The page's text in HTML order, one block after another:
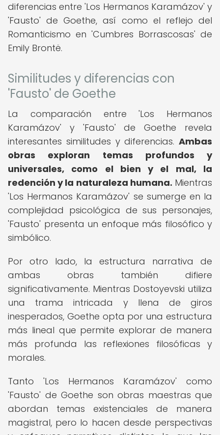
diferencias entre 'Los Hermanos Karamázov' y
'Fausto' de Goethe, así como el reflejo del
Romanticismo en 'Cumbres Borrascosas' de
Emily Brontë.
Similitudes y diferencias con
'Fausto' de Goethe
La comparación entre 'Los Hermanos
Karamázov' y 'Fausto' de Goethe revela
interesantes similitudes y diferencias. Ambas
obras exploran temas profundos y
universales, como el bien y el mal, la
redención y la naturaleza humana. Mientras
'Los Hermanos Karamázov' se sumerge en la
complejidad psicológica de sus personajes,
'Fausto' presenta un enfoque más filosófico y
simbólico.
Por otro lado, la estructura narrativa de
ambas obras también difiere
significativamente. Mientras Dostoyevski utiliza
una trama intricada y llena de giros
inesperados, Goethe opta por una estructura
más lineal que permite explorar de manera
más profunda las reflexiones filosóficas y
morales.
Tanto 'Los Hermanos Karamázov' como
'Fausto' de Goethe son obras maestras que
abordan temas existenciales de manera
magistral, pero lo hacen desde perspectivas